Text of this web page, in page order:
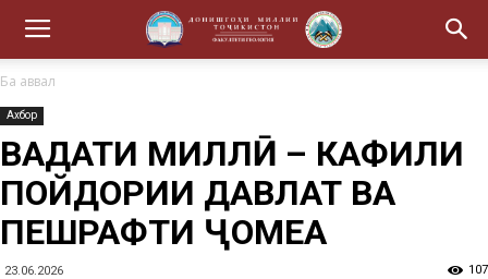
Ба аввал
Ахбор
ВАҲДАТИ МИЛЛӢ – КАФИЛИ
ПОЙДОРИИ ДАВЛАТ ВА
ПЕШРАФТИ ҶОМЕА
23.06.2026 107